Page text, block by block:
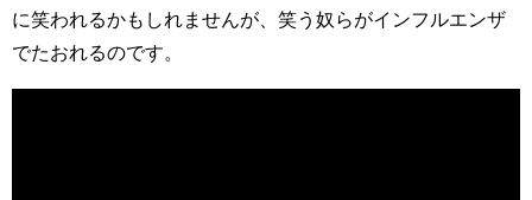
に笑われるかもしれませんが、笑う奴らがインフルエンザ
でたおれるのです。